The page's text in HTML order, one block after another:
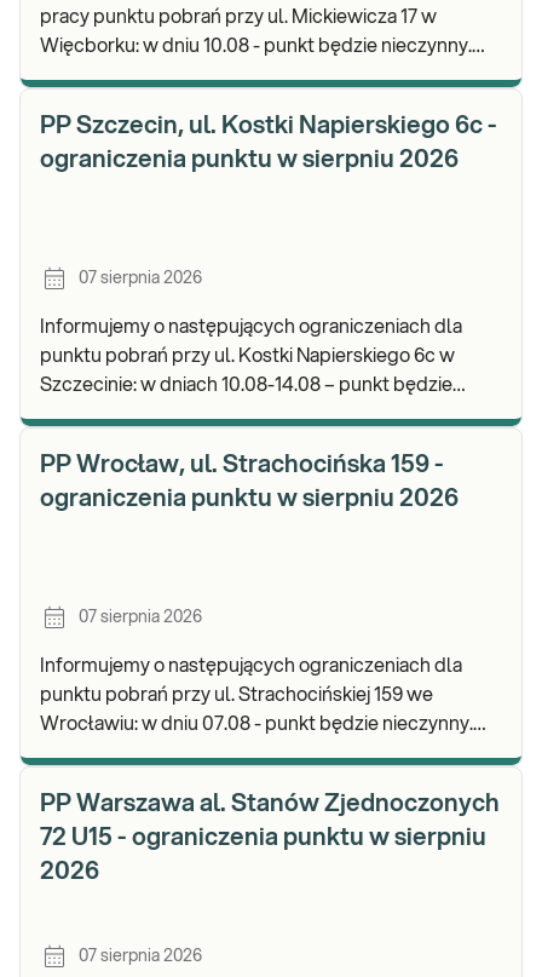
pracy punktu pobrań przy ul. Mickiewicza 17 w
Więcborku: w dniu 10.08 - punkt będzie nieczynny.
PP Szczecin, ul. Kostki Napierskiego 6c -
ograniczenia punktu w sierpniu 2026
07 sierpnia 2026
Informujemy o następujących ograniczeniach dla
punktu pobrań przy ul. Kostki Napierskiego 6c w
Szczecinie: w dniach 10.08-14.08 – punkt będzie
PP Wrocław, ul. Strachocińska 159 -
ograniczenia punktu w sierpniu 2026
07 sierpnia 2026
Informujemy o następujących ograniczeniach dla
punktu pobrań przy ul. Strachocińskiej 159 we
Wrocławiu: w dniu 07.08 - punkt będzie nieczynny.
PP Warszawa al. Stanów Zjednoczonych
72 U15 - ograniczenia punktu w sierpniu
2026
07 sierpnia 2026